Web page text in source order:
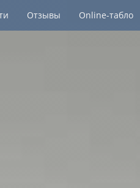
Отзывы Online-табло